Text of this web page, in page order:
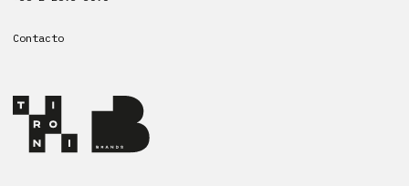
Contacto